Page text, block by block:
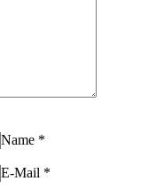
Name *
E-Mail *